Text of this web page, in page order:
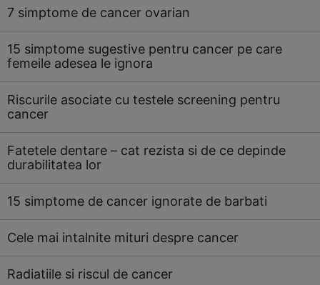
7 simptome de cancer ovarian
15 simptome sugestive pentru cancer pe care
femeile adesea le ignora
Riscurile asociate cu testele screening pentru
cancer
Fatetele dentare – cat rezista si de ce depinde
durabilitatea lor
15 simptome de cancer ignorate de barbati
Cele mai intalnite mituri despre cancer
Radiatiile si riscul de cancer